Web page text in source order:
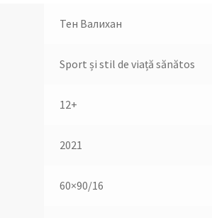
Тен Валихан
Sport și stil de viață sănătos
12+
2021
60×90/16